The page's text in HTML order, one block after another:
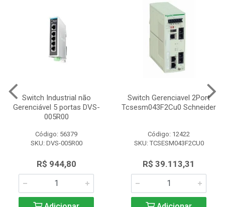
Switch Industrial não
Gerenciável 5 portas DVS-
005R00
Código: 56379
SKU: DVS-005R00
R$ 944,80
Switch Gerenciavel 2Port
Tcsesm043F2Cu0 Schneider
Código: 12422
SKU: TCSESM043F2CU0
R$ 39.113,31